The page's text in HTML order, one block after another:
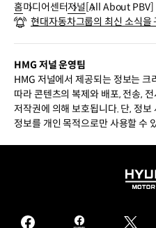
홈미디어센터저널 [All About PBV]
하다, 니로 플러스
현대자동차그룹의 최신 소식을
HMG 저널 운영팀
HMG 저널에서 제공되는 정보는 크
따라 콘텐츠의 복제와 배포, 전송,
저작권에 의해 보호됩니다. 단, 정
정보를 개인 목적으로만 사용할 수
GROUP